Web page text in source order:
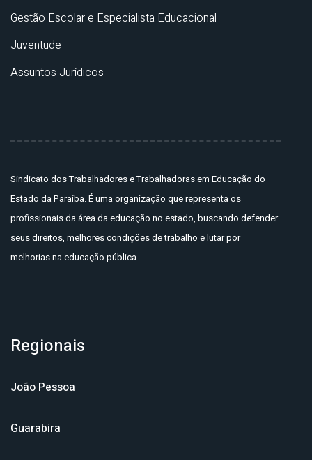
Gestão Escolar e Especialista Educacional
Juventude
Assuntos Jurídicos
Sindicato dos Trabalhadores e Trabalhadoras em Educação do
Estado da Paraíba. É uma organização que representa os
profissionais da área da educação no estado, buscando defender
seus direitos, melhores condições de trabalho e lutar por
melhorias na educação pública.
Regionais
João Pessoa
Guarabira